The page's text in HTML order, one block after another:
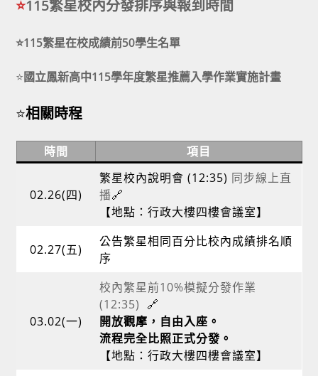
⭐115繁星校內分發排序與報到時間
⭐115繁星在校成績前50學生名單
⭐國立鳳新高中115學年度繁星推薦入學作業實施計畫
⭐相關時程
時間 項目
02.26(四)
繁星校內說明會 (12:35) 同步線上直
播🔗
【地點：行政大樓四樓會議室】
02.27(五)
公告繁星相同百分比校內成績排名順
序
03.02(一)
校內繁星前10%模擬分發作業
(12:35) 🔗
開放觀摩，自由入座。
流程完全比照正式分發。
【地點：行政大樓四樓會議室】